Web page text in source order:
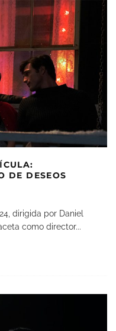
DE DESEOS
dirigida por Daniel
como director...